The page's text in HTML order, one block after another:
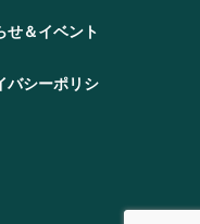
せ＆イベント
バシーポリシ